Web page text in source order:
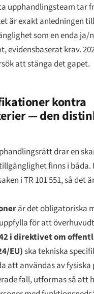
upphandlingsteam tar
är exakt anledningen
som en enda ja/
evidensbaserat krav.
att stänga det gapet.
kontra
— den
drar en
finns i
i TR 101 551, så det
är det obligatoriska
för att
i direktivet om
EU)ska tekniska
att användas av fysiska
fall, utformas så att